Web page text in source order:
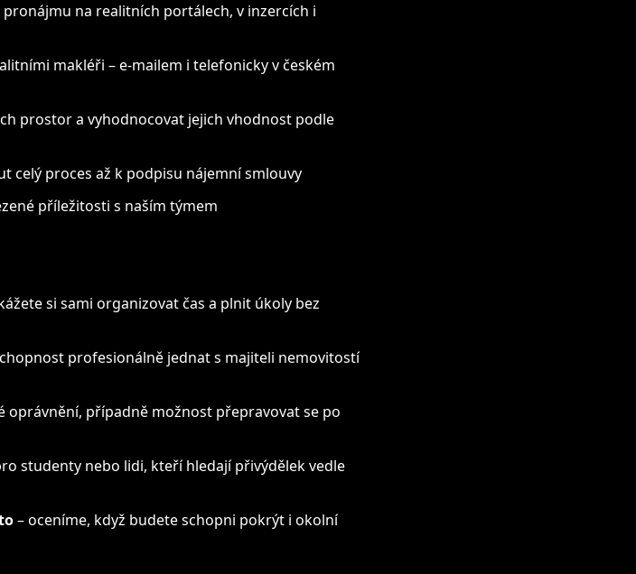
na realitních portálech, v inzercích i
makléři – e-mailem i telefonicky v českém
prostor a vyhodnocovat jejich vhodnost podle
celý proces až k podpisu nájemní smlouvy
příležitosti s naším týmem
si sami organizovat čas a plnit úkoly bez
profesionálně jednat s majiteli nemovitostí
oprávnění, případně možnost přepravovat se po
studenty nebo lidi, kteří hledají přivýdělek vedle
– oceníme, když budete schopni pokrýt i okolní